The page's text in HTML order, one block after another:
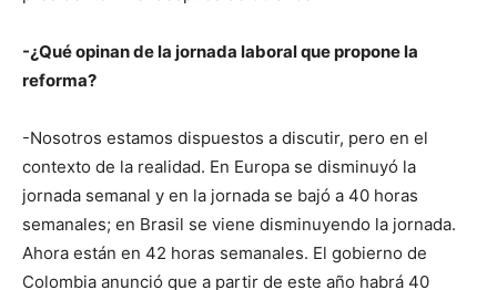
-¿Qué opinan de la jornada laboral que propone la
reforma?
-Nosotros estamos dispuestos a discutir, pero en el
contexto de la realidad. En Europa se disminuyó la
jornada semanal y en la jornada se bajó a 40 horas
semanales; en Brasil se viene disminuyendo la jornada.
Ahora están en 42 horas semanales. El gobierno de
Colombia anunció que a partir de este año habrá 40